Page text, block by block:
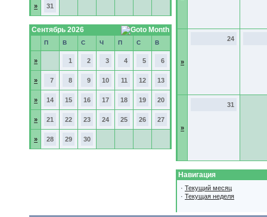
» 31
Сентябрь 2026
П В С Ч П С В
» 1 2 3 4 5 6
» 7 8 9 10 11 12 13
» 14 15 16 17 18 19 20
» 21 22 23 24 25 26 27
» 28 29 30
»
24
»
31
Навигация
· Текущий месяц
· Текущая неделя